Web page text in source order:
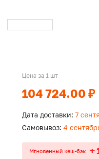
Цена за 1 шт
104 724.00 ₽
Дата доставки: 7
Самовывоз: 4
Мгновенный кеш-бэк +